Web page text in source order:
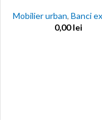
Mobilier urban, Banci
0,00lei